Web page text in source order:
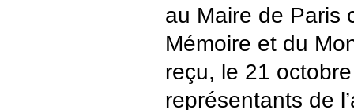
au Maire de Paris
Mémoire et du
reçu, le 21
représentants de